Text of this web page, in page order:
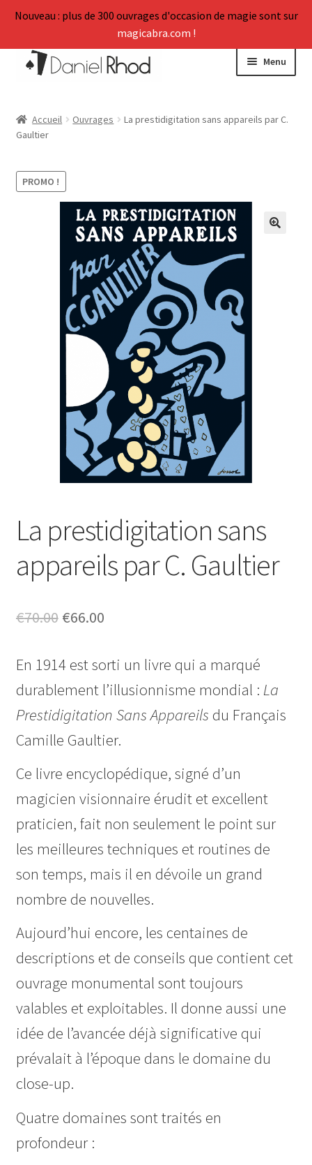
Nouveau : plus de 300 ouvrages d'occasion de magie sont sur
magicabra.com !
Aller
Aller
au
Menu
Mon Compte
Vos témoignages
Accueil Ouvrages
La prestidigitation sans appareils par C.
Gaultier
PROMO !
La prestidigitation sans
appareils par C. Gaultier
€70.00 Le
initial
était :
€70.00.
€66.00Le
actuel
est :
€66.00.
En 1914 est sorti un livre qui a marqué
durablement l’illusionnisme mondial : La
Prestidigitation Sans Appareils du Français
Camille Gaultier.
Ce livre encyclopédique, signé d’un
magicien visionnaire érudit et excellent
praticien, fait non seulement le point sur
les meilleures techniques et routines de
son temps, mais il en dévoile un grand
nombre de nouvelles.
Aujourd’hui encore, les centaines de
descriptions et de conseils que contient cet
ouvrage monumental sont toujours
valables et exploitables. Il donne aussi une
idée de l’avancée déjà significative qui
prévalait à l’époque dans le domaine du
close-up.
Quatre domaines sont traités en
profondeur :